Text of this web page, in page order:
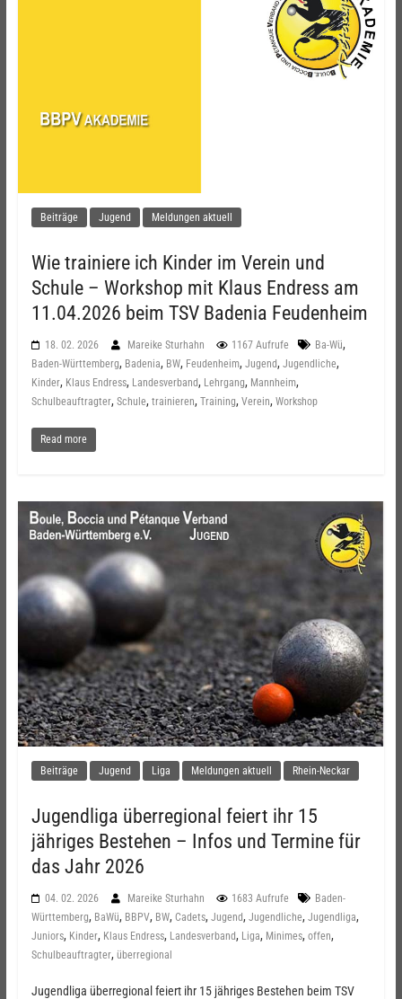
Beiträge Jugend Meldungen aktuell
Wie trainiere ich Kinder im Verein und
Schule – Workshop mit Klaus Endress am
11.04.2026 beim TSV Badenia Feudenheim
18. 02. 2026 Mareike Sturhahn 1167 Aufrufe Ba-Wü,
Baden-Württemberg, Badenia, BW, Feudenheim, Jugend, Jugendliche,
Kinder, Klaus Endress, Landesverband, Lehrgang, Mannheim,
Schulbeauftragter, Schule, trainieren, Training, Verein, Workshop
Read more
Beiträge Jugend Liga Meldungen aktuell Rhein-Neckar
Jugendliga überregional feiert ihr 15
jähriges Bestehen – Infos und Termine für
das Jahr 2026
04. 02. 2026 Mareike Sturhahn 1683 Aufrufe
Baden-
Württemberg, BaWü, BBPV, BW, Cadets, Jugend, Jugendliche, Jugendliga,
Juniors, Kinder, Klaus Endress, Landesverband, Liga, Minimes, offen,
Schulbeauftragter, überregional
Jugendliga überregional feiert ihr 15 jähriges Bestehen beim TSV